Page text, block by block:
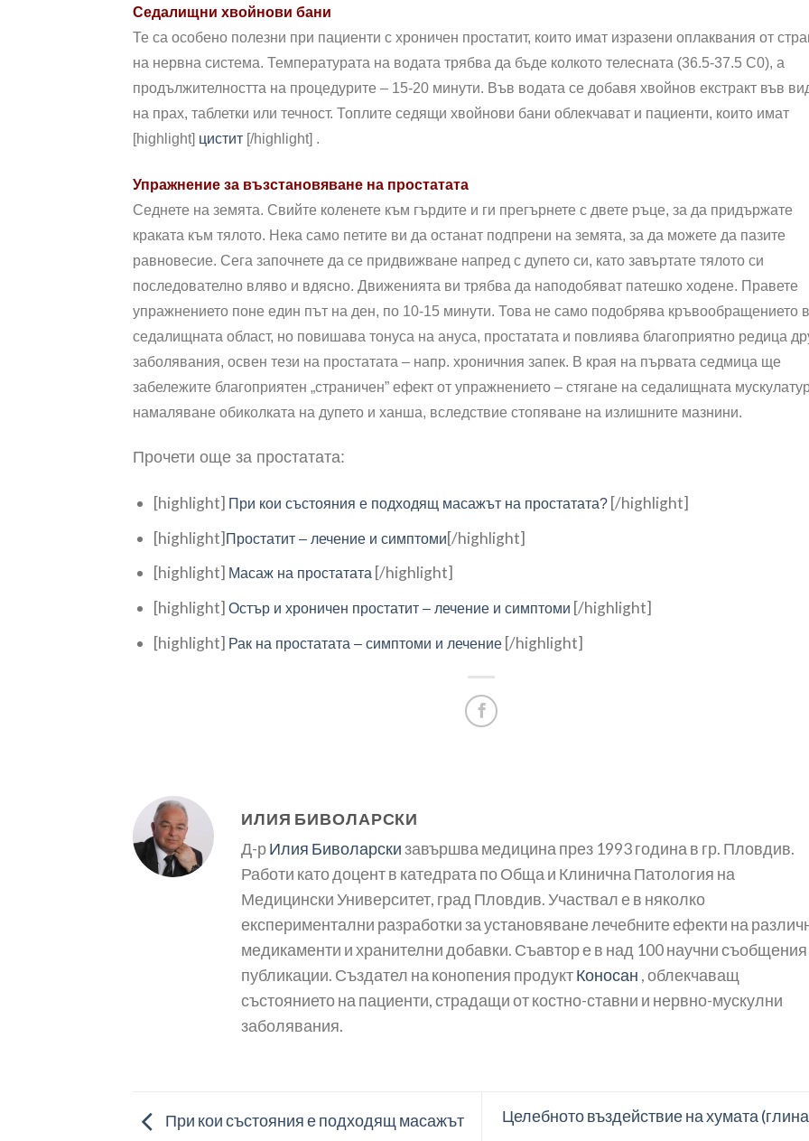
Седалищни хвойнови бани
Те са особено полезни при пациенти с хроничен простатит, които имат изразени оплаквания от
на нервна система. Температурата на водата трябва да бъде колкото телесната (36.5-37.5 С0), а
продължителността на процедурите – 15-20 минути. Във водата се добавя хвойнов екстракт във
на прах, таблетки или течност. Топлите седящи хвойнови бани облекчават и пациенти, които имат
[highlight] цистит [/highlight] .
Упражнение за възстановяване на простатата
Седнете на земята. Свийте коленете към гърдите и ги прегърнете с двете ръце, за да придържате
краката към тялото. Нека само петите ви да останат подпрени на земята, за да можете да пазите
равновесие. Сега започнете да се придвижване напред с дупето си, като завъртате тялото си
последователно вляво и вдясно. Движенията ви трябва да наподобяват патешко ходене. Правете
упражнението поне един път на ден, по 10-15 минути. Това не само подобрява кръвообращението в
седалищната област, но повишава тонуса на ануса, простатата и повлиява благоприятно редица
заболявания, освен тези на простатата – напр. хроничния запек. В края на първата седмица ще
забележите благоприятен „страничен” ефект от упражнението – стягане на седалищната
намаляване обиколката на дупето и ханша, вследствие стопяване на излишните мазнини.
Прочети още за простатата:
[highlight] При кои състояния е подходящ масажът на простатата?[/highlight]
[highlight] Простатит – лечение и симптоми[/highlight]
[highlight] Масаж на простатата[/highlight]
[highlight] Остър и хроничен простатит – лечение и симптоми [/highlight]
[highlight] Рак на простатата – симптоми и лечение[/highlight]
ИЛИЯ БИВОЛАРСКИ
Д-рИлия Биволарскизавършва медицина през 1993 година в гр. Пловдив.
Работи като доцент в катедрата по Обща и Клинична Патология на
Медицински Университет, град Пловдив. Участвал е в няколко
експериментални разработки за установяване лечебните ефекти на
медикаменти и хранителни добавки. Съавтор е в над 100 научни съобщения
публикации. Създател на конопения продуктКоносан , облекчаващ
състоянието на пациенти, страдащи от костно-ставни и нервно-мускулни
заболявания.
При кои състояния е подходящ масажът Целебното въздействие на хумата